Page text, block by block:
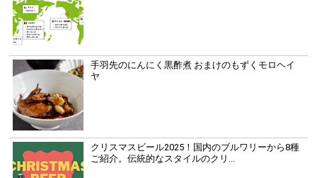
手羽先のにんにく黒酢煮 おまけのもずくモロヘイ
ヤ
クリスマスビール2025！国内のブルワリーから8種
ご紹介。伝統的なスタイルのクリ...